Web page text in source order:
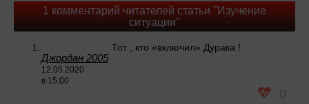
1 комментарий читателей статьи "Изучение
ситуации"
Джордан 2005
12.05.2020
в 15:00
Тот , кто «включил» Дурака !